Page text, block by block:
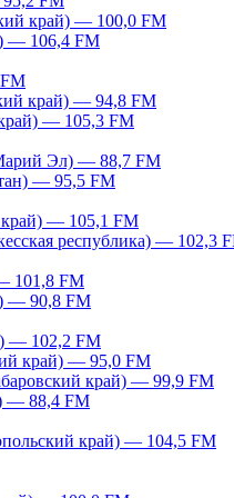
край) — 100,0 FM
— 106,4 FM
край) — 94,8 FM
— 105,3 FM
Эл) — 88,7 FM
— 95,5 FM
край) — 105,1 FM
республика) — 102,3
101,8 FM
— 90,8 FM
— 102,2 FM
край) — 95,0 FM
край) — 99,9 FM
— 88,4 FM
край) — 104,5 FM